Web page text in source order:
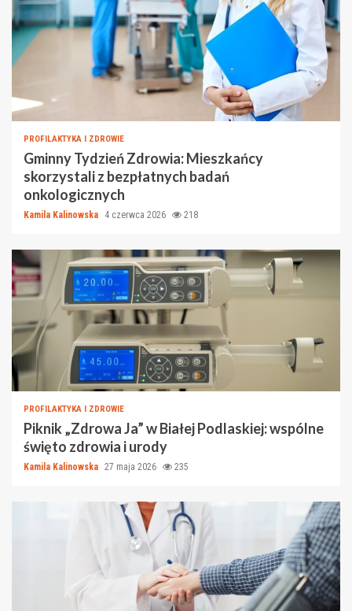
PROFILAKTYKA I ZDROWIE
Gminny Tydzień Zdrowia: Mieszkańcy
skorzystali z bezpłatnych badań
onkologicznych
Kamila Kalinowska 4 czerwca 2026 218
PROFILAKTYKA I ZDROWIE
Piknik „Zdrowa Ja” w Białej Podlaskiej: wspólne
święto zdrowia i urody
Kamila Kalinowska 27 maja 2026 235